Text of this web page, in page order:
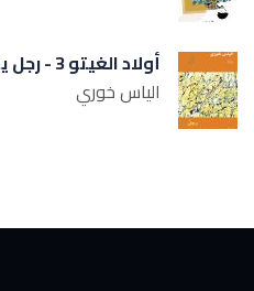
أولاد الغيتو 3 - رجل يشبهني
الياس خوري